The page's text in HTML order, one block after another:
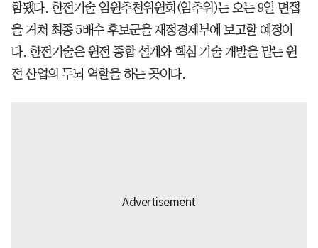
함됐다. 한전기술 임원추천위원회(임추위)는 오는 9일 면접
을 거쳐 최종 5배수 후보군을 재정경제부에 보고할 예정이
다. 한전기술은 원전 종합 설계와 핵심 기술 개발을 맡는 원
전 산업의 두뇌 역할을 하는 곳이다.